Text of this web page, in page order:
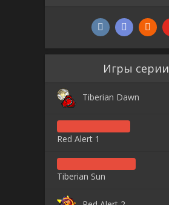
Игры серии
Tiberian Dawn
Red Alert 1
Tiberian Sun